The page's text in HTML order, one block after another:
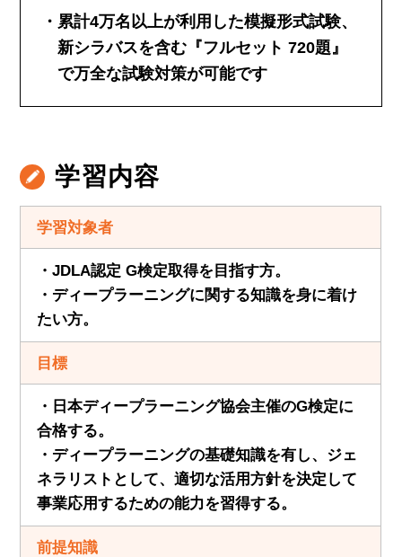
累計4万名以上が利用した模擬形式試験、
新シラバスを含む『フルセット 720題』
で万全な試験対策が可能です
学習内容
学習対象者
・JDLA認定 G検定取得を目指す方。
・ディープラーニングに関する知識を身に着け
たい方。
目標
・日本ディープラーニング協会主催のG検定に
合格する。
・ディープラーニングの基礎知識を有し、ジェ
ネラリストとして、適切な活用方針を決定して
事業応用するための能力を習得する。
前提知識